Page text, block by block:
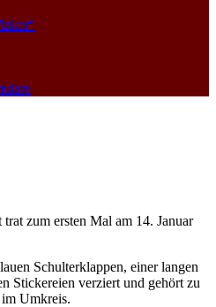
zum ersten Mal am 14. Januar
Schulterklappen, einer langen
Stickereien verziert und gehört zu
im Umkreis.